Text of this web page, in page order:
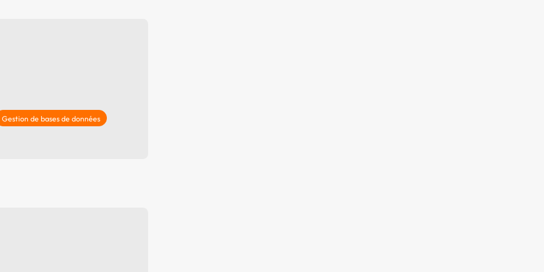
Gestion de bases de données